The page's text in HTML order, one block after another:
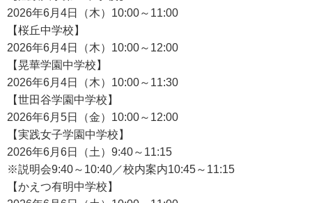
2026年6月4日（木）10:00～11:00
【桜丘中学校】
2026年6月4日（木）10:00～12:00
【晃華学園中学校】
2026年6月4日（木）10:00～11:30
【世田谷学園中学校】
2026年6月5日（金）10:00～12:00
【実践女子学園中学校】
2026年6月6日（土）9:40～11:15
※説明会9:40～10:40／校内案内10:45～11:15
【かえつ有明中学校】